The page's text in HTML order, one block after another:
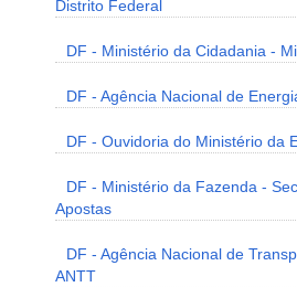
Distrito Federal
DF - Ministério da Cidadania -
DF - Agência Nacional de
DF - Ouvidoria do Ministério da
DF - Ministério da Fazenda -
Apostas
DF - Agência Nacional de
ANTT